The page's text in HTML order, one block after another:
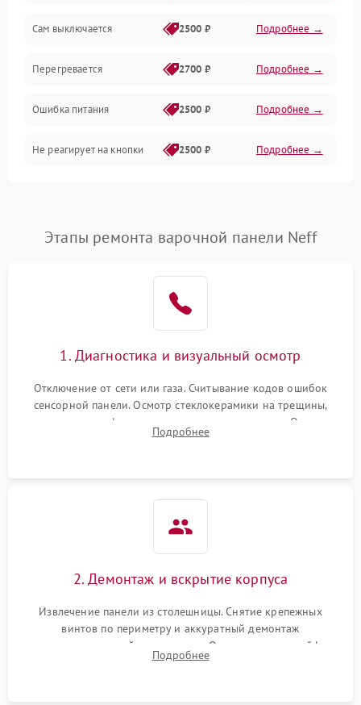
Сам выключается 2500 ₽ Подробнее →
Перегревается 2700 ₽ Подробнее →
Ошибка питания 2500 ₽ Подробнее →
Не реагирует на кнопки 2500 ₽ Подробнее →
Этапы ремонта варочной панели Neff
1. Диагностика и визуальный осмотр
Отключение от сети или газа. Считывание кодов ошибок
сенсорной панели. Осмотр стеклокерамики на трещины,
проверка конфорок на равномерность нагрева. Опрос
клиента о симптомах (не включается, не видит посуду,
Подробнее
2. Демонтаж и вскрытие корпуса
Извлечение панели из столешницы. Снятие крепежных
винтов по периметру и аккуратный демонтаж
стеклокерамической поверхности. Отсоединение шлейфов
сенсорного блока для доступа к силовым платам, катушкам
Подробнее